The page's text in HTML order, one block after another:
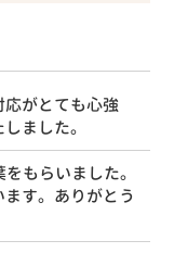
がとても心強
ました。
もらいました。
す。ありがとう